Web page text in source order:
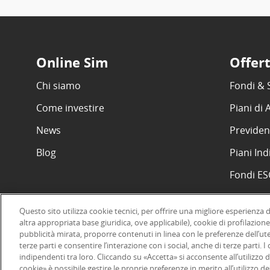
Online Sim
Chi siamo
Come investire
News
Blog
Fondi &
Piani di
Piani
Fondi
©2026 Online SIM, società del gruppo bancario ERSEL - P.IVA
Questo sito utilizza cookie tecnici, per offrire una migliore esperienza
altra appropriata base giuridica, ove applicabile), cookie di
pubblicità mirata, proporre contenuti in linea con le preferenze
terze parti e consentire l’interazione con i social, anche di terze parti.
indipendenti tra loro. Cliccando su «Accetta» si acconsente